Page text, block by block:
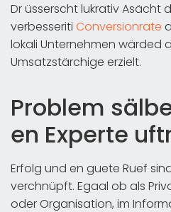
Dr üsserscht lukrativ Asächt
verbesseriti Conversionrate
lokali Unternehmen wärded
Umsatzstärchige erzielt.
Problem
en Experte
Erfolg und en guete Ruef
verchnüpft. Egaal ob als
oder Organisation, im